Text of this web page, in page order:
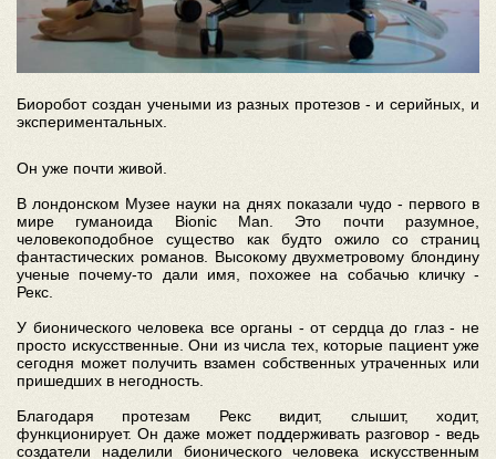
Биоробот создан учеными из разных протезов - и серийных, и
экспериментальных.
Он уже почти живой.
В лондонском Музее науки на днях показали чудо - первого в
мире гуманоида Bionic Man. Это почти разумное,
человекоподобное существо как будто ожило со страниц
фантастических романов. Высокому двухметровому блондину
ученые почему-то дали имя, похожее на собачью кличку -
Рекс.
У бионического человека все органы - от сердца до глаз - не
просто искусственные. Они из числа тех, которые пациент уже
сегодня может получить взамен собственных утраченных или
пришедших в негодность.
Благодаря протезам Рекс видит, слышит, ходит,
функционирует. Он даже может поддерживать разговор - ведь
создатели наделили бионического человека искусственным